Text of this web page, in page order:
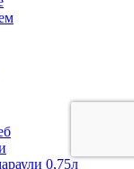
0,75л